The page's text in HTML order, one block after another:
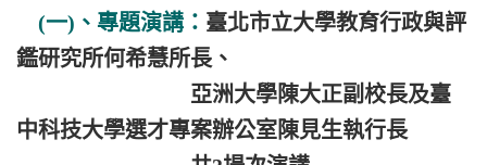
(一)、專題演講： 臺北市立大學教育行政與評
鑑研究所何希慧所長、
亞洲大學陳大正副校長及臺
中科技大學選才專案辦公室陳見生執行長